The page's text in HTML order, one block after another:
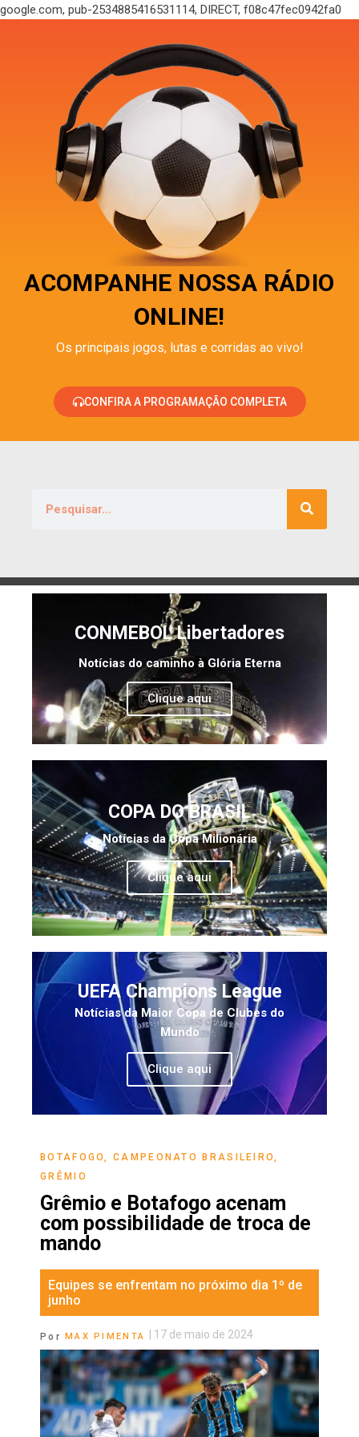
google.com, pub-2534885416531114, DIRECT, f08c47fec0942fa0
ACOMPANHE NOSSA RÁDIO
ONLINE!
Os principais jogos, lutas e corridas ao vivo!
CONFIRA A PROGRAMAÇÃO COMPLETA
CONMEBOL Libertadores
Notícias do caminho à Glória Eterna
Clique aqui
COPA DO BRASIL
Notícias da Copa Milionária
Clique aqui
UEFA Champions League
Notícias da Maior Copa de Clubes do
Mundo
Clique aqui
BOTAFOGO ,CAMPEONATO BRASILEIRO
GRÊMIO
Grêmio e Botafogo acenam
com possibilidade de troca de
mando
Equipes se enfrentam no próximo dia 1º de
junho
Por MAX PIMENTA 17 de maio de 2024